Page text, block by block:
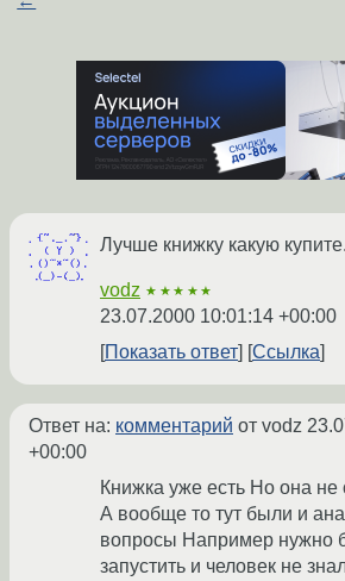
Лучше книжку какую купите.
vodz ★★★★★
23.07.2000 10:01:14 +00:00
Показать ответ
Ссылка
Ответ на: комментарий от vodz
+00:00
Книжка уже есть Но она
А вообще то тут были и
вопросы Например нужно
запустить и человек не